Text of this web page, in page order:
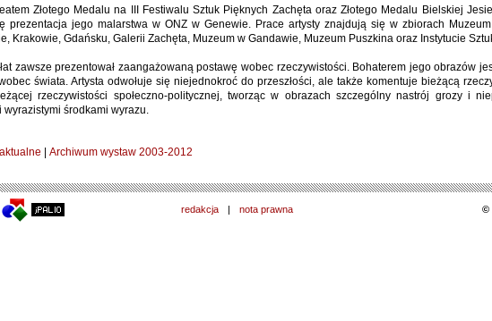
Złotego Medalu na III Festiwalu Sztuk Pięknych Zachęta oraz Złotego Medalu Bielskiej
prezentacja jego malarstwa w ONZ w Genewie. Prace artysty znajdują się w zbiorach
Krakowie, Gdańsku, Galerii Zachęta, Muzeum w Gandawie, Muzeum Puszkina oraz Instytucie
zawsze prezentował zaangażowaną postawę wobec rzeczywistości. Bohaterem jego obrazów
świata. Artysta odwołuje się niejednokroć do przeszłości, ale także komentuje bieżącą
rzeczywistości społeczno-politycznej, tworząc w obrazach szczególny nastrój grozy i
wyrazistymi środkami wyrazu.
Archiwum wystaw 2003-2012
redakcja | nota prawna ©